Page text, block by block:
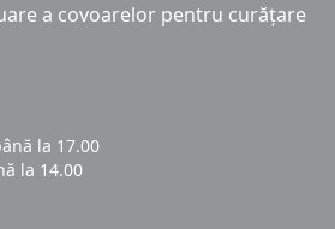
a covoarelor pentru curățare
la 17.00
la 14.00